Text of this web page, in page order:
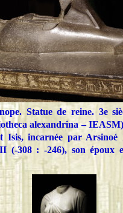
Statue de reine. 3e
alexandrina –
Isis, incarnée par
II (-308 : -246), son